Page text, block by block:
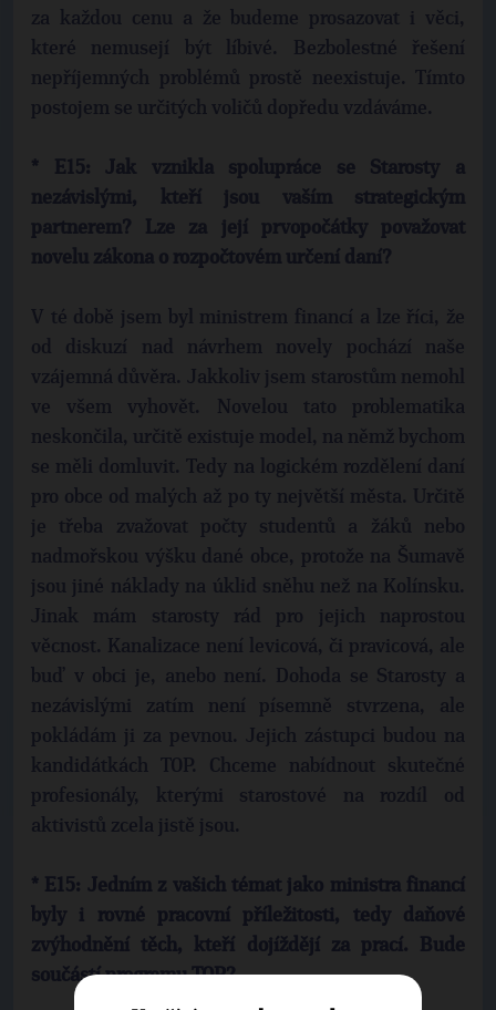
za každou cenu a že budeme prosazovat i věci,
které nemusejí být líbivé. Bezbolestné řešení
nepříjemných problémů prostě neexistuje. Tímto
postojem se určitých voličů dopředu vzdáváme.
* E15: Jak vznikla spolupráce se Starosty a
nezávislými, kteří jsou vaším strategickým
partnerem? Lze za její prvopočátky považovat
novelu zákona o rozpočtovém určení daní?
V té době jsem byl ministrem financí a lze říci, že
od diskuzí nad návrhem novely pochází naše
vzájemná důvěra. Jakkoliv jsem starostům nemohl
ve všem vyhovět. Novelou tato problematika
neskončila, určitě existuje model, na němž bychom
se měli domluvit. Tedy na logickém rozdělení daní
pro obce od malých až po ty největší města. Určitě
je třeba zvažovat počty studentů a žáků nebo
nadmořskou výšku dané obce, protože na Šumavě
jsou jiné náklady na úklid sněhu než na Kolínsku.
Jinak mám starosty rád pro jejich naprostou
věcnost. Kanalizace není levicová, či pravicová, ale
buď v obci je, anebo není. Dohoda se Starosty a
nezávislými zatím není písemně stvrzena, ale
pokládám ji za pevnou. Jejich zástupci budou na
kandidátkách TOP. Chceme nabídnout skutečné
profesionály, kterými starostové na rozdíl od
aktivistů zcela jistě jsou.
* E15: Jedním z vašich témat jako ministra financí
byly i rovné pracovní příležitosti, tedy daňové
zvýhodnění těch, kteří dojíždějí za prací. Bude
součástí programu TOP?